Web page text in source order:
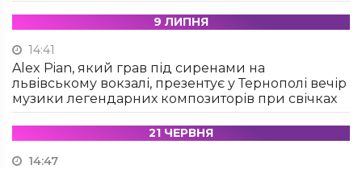
9 ЛИПНЯ
14:41
Alex Pian, який грав під сиренами на
львівському вокзалі, презентує у Тернополі вечір
музики легендарних композиторів при свічках
21 ЧЕРВНЯ
14:47